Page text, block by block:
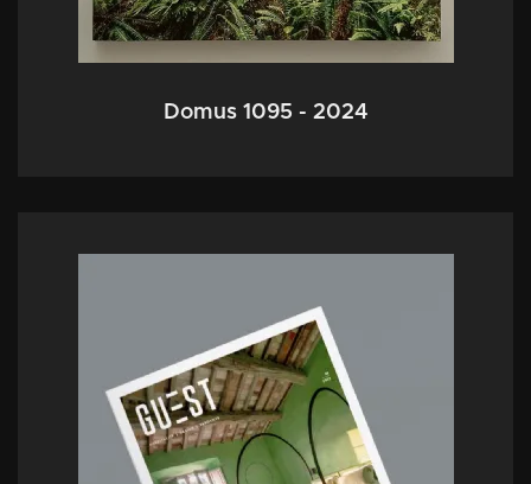
Domus 1095 - 2024